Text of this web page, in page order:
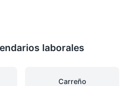
laborales
Carreño